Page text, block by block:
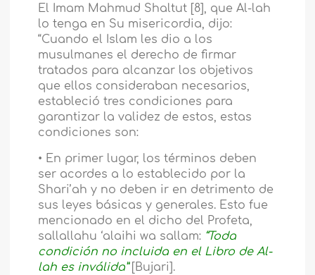
El Imam Mahmud Shaltut [8], que Al-lah
lo tenga en Su misericordia, dijo:
“Cuando el Islam les dio a los
musulmanes el derecho de firmar
tratados para alcanzar los objetivos
que ellos consideraban necesarios,
estableció tres condiciones para
garantizar la validez de estos, estas
condiciones son:
• En primer lugar, los términos deben
ser acordes a lo establecido por la
Shari’ah y no deben ir en detrimento de
sus leyes básicas y generales. Esto fue
mencionado en el dicho del Profeta,
sallallahu ‘alaihi wa sallam: “Toda
condición no incluida en el Libro de Al-
lah es inválida” [Bujari].